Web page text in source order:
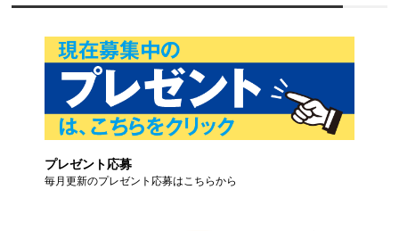
プレゼント応募
毎月更新のプレゼント応募はこちらから